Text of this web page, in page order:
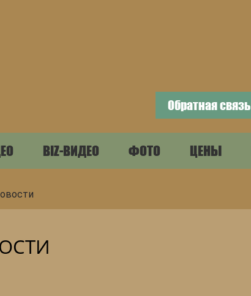
Обратная связь
BIZ-ВИДЕО ФОТО ЦЕНЫ